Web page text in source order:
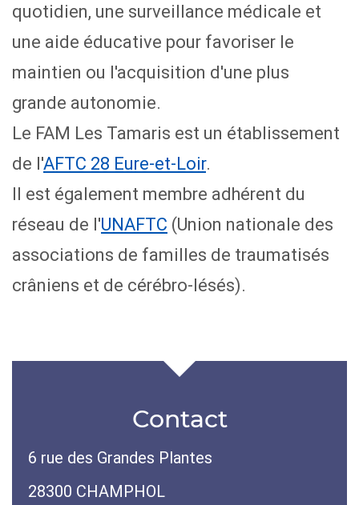
quotidien, une surveillance médicale et
une aide éducative pour favoriser le
maintien ou l'acquisition d'une plus
grande autonomie.
Le FAM Les Tamaris est un établissement
de l'AFTC 28 Eure-et-Loir.
Il est également membre adhérent du
réseau de l'UNAFTC (Union nationale des
associations de familles de traumatisés
crâniens et de cérébro-lésés).
Contact
6 rue des Grandes Plantes
28300 CHAMPHOL